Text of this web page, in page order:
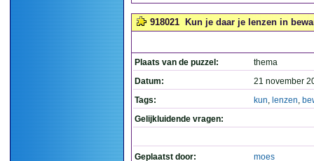
918021 Kun je daar je lenzen in
Plaats van de puzzel:
thema
Datum:
21 november
Tags:
kun, lenzen,
Gelijkluidende vragen:
Geplaatst door: moes